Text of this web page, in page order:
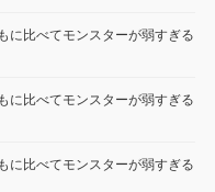
に比べてモンスターが弱すぎる
に比べてモンスターが弱すぎる
に比べてモンスターが弱すぎる